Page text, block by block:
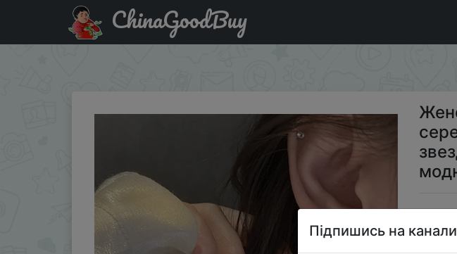
Придбати по акціи Женские серьги-гвоздики в форме сердца, серебристые
ChinaGoodBuy
Підпишись на